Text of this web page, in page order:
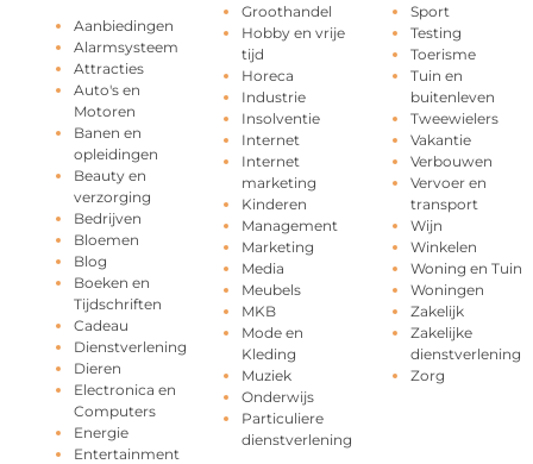
Aanbiedingen
Alarmsysteem
Attracties
Auto's en
Motoren
Banen en
opleidingen
Beauty en
verzorging
Bedrijven
Bloemen
Blog
Boeken en
Tijdschriften
Cadeau
Dienstverlening
Dieren
Electronica en
Computers
Energie
Entertainment
Groothandel
Hobby en vrije
tijd
Horeca
Industrie
Insolventie
Internet
Internet
marketing
Kinderen
Management
Marketing
Media
Meubels
MKB
Mode en
Kleding
Muziek
Onderwijs
Particuliere
dienstverlening
Sport
Testing
Toerisme
Tuin en
buitenleven
Tweewielers
Vakantie
Verbouwen
Vervoer en
transport
Wijn
Winkelen
Woning en Tuin
Woningen
Zakelijk
Zakelijke
dienstverlening
Zorg